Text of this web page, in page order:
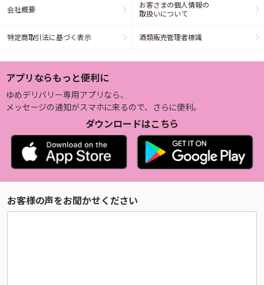
会社概要
お客さまの個人情報の
取扱いについて
特定商取引法に基づく表示 酒類販売管理者標識
アプリならもっと便利に
ゆめデリバリー専用アプリなら、
メッセージの通知がスマホに来るので、さらに便利。
ダウンロードはこちら
お客様の声をお聞かせください